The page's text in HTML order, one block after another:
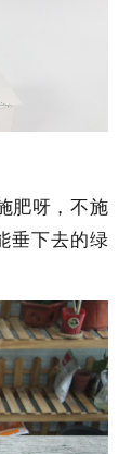
肥呀，不施
垂下去的绿